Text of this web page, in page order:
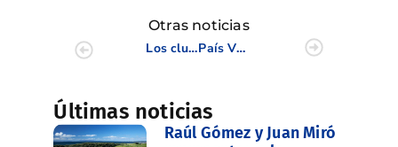
Otras noticias
Los clubes de fútbol del Valencia y el Villarreal, con el Castelló Masters
País Vasco se impone en cuartos a la Comunidad Valenciana en el Interterritorial Sub 25
Últimas noticias
Raúl Gómez y Juan Miró